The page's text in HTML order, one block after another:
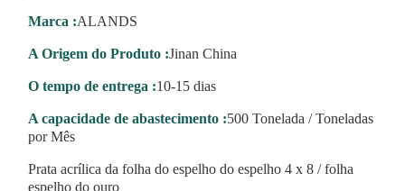
Marca :ALANDS
A Origem do Produto :Jinan China
O tempo de entrega :10-15 dias
A capacidade de abastecimento :500 Tonelada / Toneladas
por Mês
Prata acrílica da folha do espelho do espelho 4 x 8 / folha
espelho do ouro